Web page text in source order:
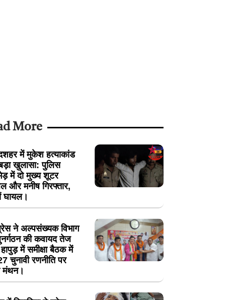
More
में मुकेश हत्याकांड
खुलासा: पुलिस
में दो मुख्य शूटर
और मनीष गिरफ्तार,
घायल।
ने अल्पसंख्यक विभाग
की कवायद तेज
में समीक्षा बैठक में
चुनावी रणनीति पर